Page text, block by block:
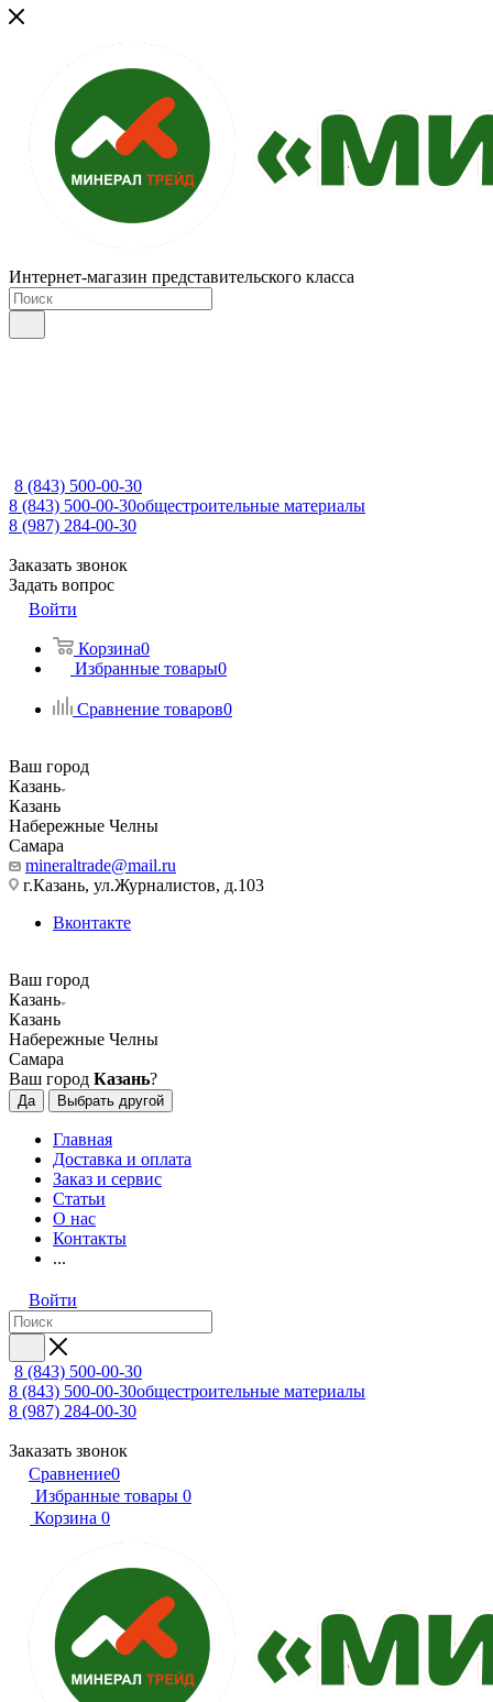
Интернет-магазин представительского класса
8 (843) 500-00-30
8 (843) 500-00-30общестроительные материалы
8 (987) 284-00-30
Заказать звонок
Задать вопрос
Войти
Корзина0
Избранные товары0
Сравнение товаров0
Ваш город
Казань
Казань
Набережные Челны
Самара
mineraltrade@mail.ru
г.Казань, ул.Журналистов, д.103
Вконтакте
Ваш город
Казань
Казань
Набережные Челны
Самара
Ваш город Казань?
Да Выбрать другой
Главная
Доставка и оплата
Заказ и сервис
Статьи
О нас
Контакты
...
Войти
8 (843) 500-00-30
8 (843) 500-00-30общестроительные материалы
8 (987) 284-00-30
Заказать звонок
Сравнение0
Избранные товары 0
Корзина 0